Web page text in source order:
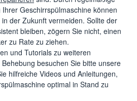
Geschirrspülmaschine können
der Zukunft vermeiden. Sollte der
bleiben, zögern Sie nicht, einen
zu Rate zu ziehen.
und Tutorials zu weiteren
besuchen Sie bitte unsere
hilfreiche Videos und Anleitungen,
optimal in Stand zu